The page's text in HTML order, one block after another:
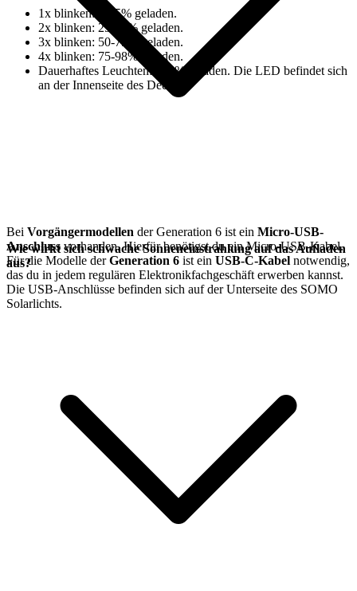
1x blinken: 0-25% geladen.
2x blinken: 25-50% geladen.
3x blinken: 50-75% geladen.
4x blinken: 75-98% geladen.
⁠Dauerhaftes Leuchten: 100% geladen. Die LED befindet sich
an der Innenseite des Deckels.
Bei Vorgängermodellen der Generation 6 ist ein Micro-USB-
Anschluss vorhanden. Hierfür benötigst du ein Micro-USB-Kabel.
Für die Modelle derGeneration 6 ist ein USB-C-Kabel notwendig,
das du in jedem regulären Elektronikfachgeschäft erwerben kannst.
Die USB-Anschlüsse befinden sich auf der Unterseite des SOMO
Solarlichts.
Wie wirkt sich schwache Sonneneinstrahlung auf das Aufladen
aus?